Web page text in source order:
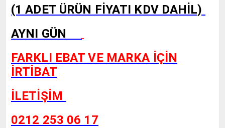
(1 ADET ÜRÜN FİYATI KDV DAHİL)
AYNI GÜN
FARKLI EBAT VE MARKA İÇİN
İRTİBAT
İLETİŞİM
0212 253 06 17